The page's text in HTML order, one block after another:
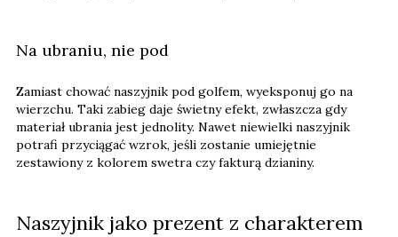
Na ubraniu, nie pod
Zamiast chować naszyjnik pod golfem, wyeksponuj go na
wierzchu. Taki zabieg daje świetny efekt, zwłaszcza gdy
materiał ubrania jest jednolity. Nawet niewielki naszyjnik
potrafi przyciągać wzrok, jeśli zostanie umiejętnie
zestawiony z kolorem swetra czy fakturą dzianiny.
Naszyjnik jako prezent z charakterem